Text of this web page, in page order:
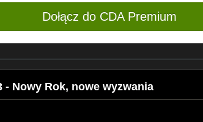
Dołącz do CDA Premium
- Nowy Rok, nowe wyzwania